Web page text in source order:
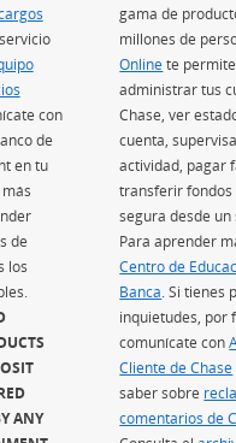
(Se abre en superposición)
, servicio
superposición)
en superposición)
con
de
en tu
de
los
ANY
gama de
millones de
Onlinete permite
administrar tus
Chase, ver
cuenta,
actividad, pagar
transferir fondos
segura desde un
Para aprender
Centro de
Banca (Se abre
. Si tienes
inquietudes, por
comunícate con
Cliente de Chase
saber sobre
comentarios de